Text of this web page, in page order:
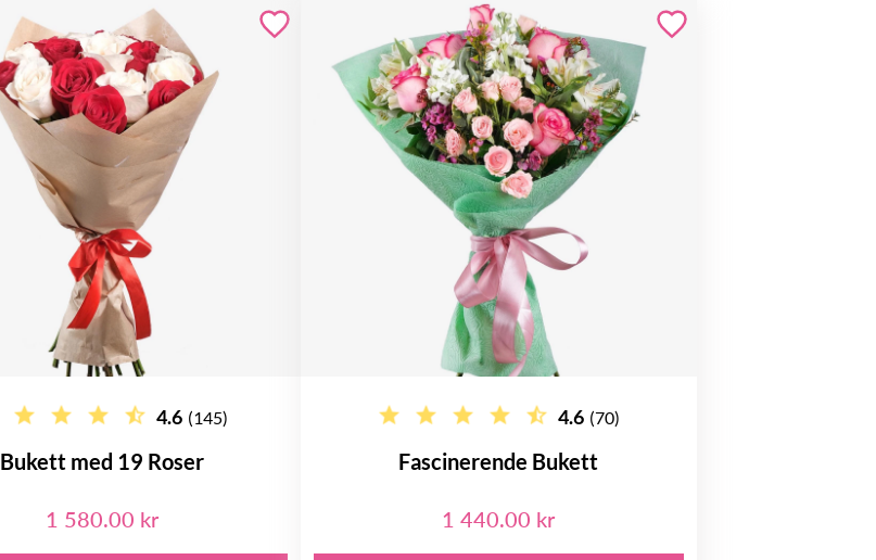
4.6 (145)
Bukett med 19 Roser
1 580.00 kr
4.6 (70)
Fascinerende Bukett
1 440.00 kr